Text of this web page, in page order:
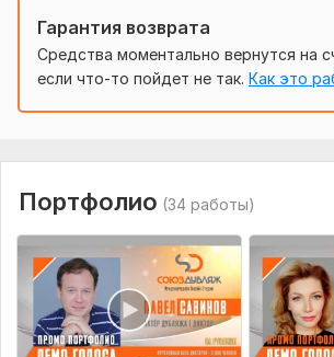
- ставьте ударения в названиях
- пишите транскрипции сложных слов
- указывайте хронометраж, в который
запись
подаче, настроению, высказывайте
был сдан как можно скорее.
Запись для:
Ролика, рекламы,
Голос: Женский голос,Мужской голос
Возраст: Детский,Молодежный,
Гарантия возврата
Средства моментально вернутся на
если что-то пойдет не так. Как это
Портфолио (34 работы)